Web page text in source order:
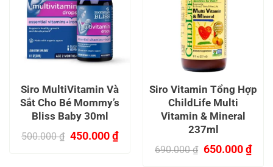
Siro MultiVitamin Và
Sắt Cho Bé Mommy’s
Bliss Baby 30ml
500.000₫ Giá
450.000₫Giá
hiện
Siro Vitamin Tổng Hợp
ChildLife Multi
Vitamin & Mineral
237ml
690.000₫ Giá
650.000₫Giá
hiện